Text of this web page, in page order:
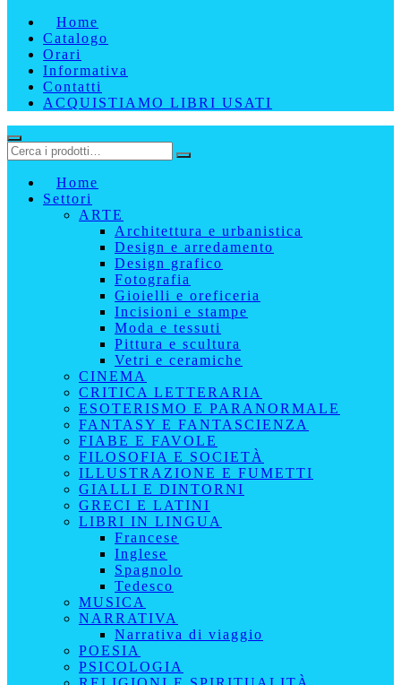
Home
Catalogo
Orari
Informativa
Contatti
ACQUISTIAMO LIBRI USATI
Home
Settori
ARTE
Architettura e urbanistica
Design e arredamento
Design grafico
Fotografia
Gioielli e oreficeria
Incisioni e stampe
Moda e tessuti
Pittura e scultura
Vetri e ceramiche
CINEMA
CRITICA LETTERARIA
ESOTERISMO E PARANORMALE
FANTASY E FANTASCIENZA
FIABE E FAVOLE
FILOSOFIA E SOCIETÀ
ILLUSTRAZIONE E FUMETTI
GIALLI E DINTORNI
GRECI E LATINI
LIBRI IN LINGUA
Francese
Inglese
Spagnolo
Tedesco
MUSICA
NARRATIVA
Narrativa di viaggio
POESIA
PSICOLOGIA